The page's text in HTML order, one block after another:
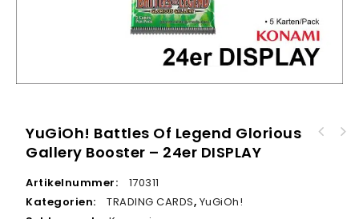
YuGiOh! Battles Of Legend Glorious
Gallery Booster – 24er DISPLAY
Artikelnummer:
170311
Kategorien:
TRADING CARDS, YuGiOh!